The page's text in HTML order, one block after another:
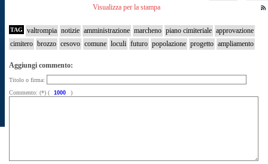
Visualizza per la stampa
TAG valtrompia notizie amministrazione marcheno piano cimiteriale approvazione
cimitero brozzo cesovo comune loculi futuro popolazione progetto ampliamento
Aggiungi commento:
Titolo o firma:
Commento: (*) (
)